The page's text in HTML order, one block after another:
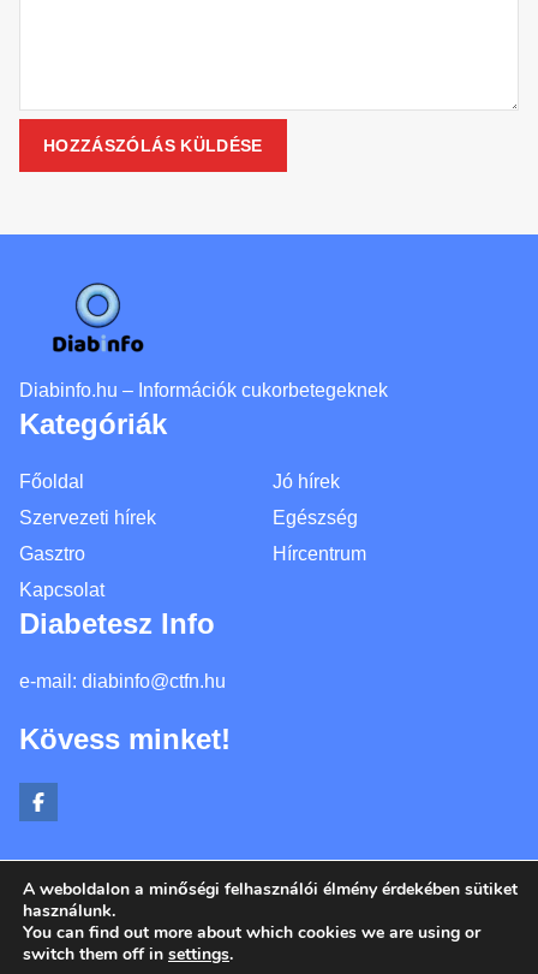
Diabinfo.hu – Információk cukorbetegeknek
Kategóriák
Főoldal
Jó hírek
Szervezeti hírek
Egészség
Gasztro
Hírcentrum
Kapcsolat
Diabetesz Info
e-mail: diabinfo@ctfn.hu
Kövess minket!
Copyright © 2024 diabinfo.hu. Minden jog fenntartva.
Általános Szerződési Feltételek
Adatkezelési Nyilatkozat
A weboldalon a minőségi felhasználói élmény érdekében sütiket
használunk.
You can find out more about which cookies we are using or
switch them off in settings.